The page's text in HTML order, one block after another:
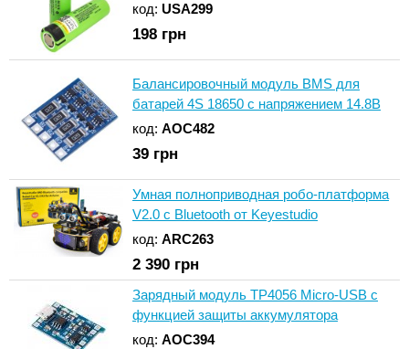
код: USA299
198 грн
Балансировочный модуль BMS для
батарей 4S 18650 с напряжением 14.8В
код: AOC482
39 грн
Умная полноприводная робо-платформа
V2.0 с Bluetooth от Keyestudio
код: ARC263
2 390 грн
Зарядный модуль TP4056 Micro-USB с
функцией защиты аккумулятора
код: AOC394